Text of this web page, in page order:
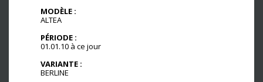
MODÈLE :
ALTEA
PÉRIODE :
01.01.10 à ce jour
VARIANTE :
BERLINE